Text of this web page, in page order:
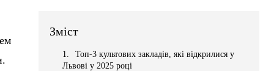
Зміст
Топ-3 культових закладів, які відкрилися у
Львові у 2025 році